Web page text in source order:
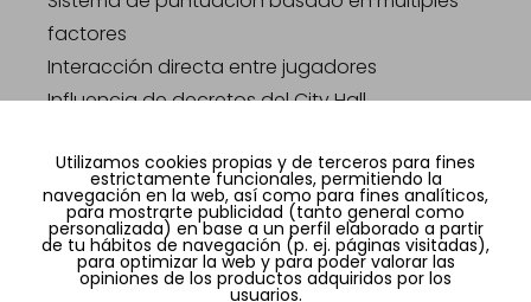
factores
Interacción directa entre jugadores
Influencia de decretos del City Hall
Modo solitario y alta rejugabilidad
Flatiron incluye un modo en solitario con cartas
específicas, ofreciendo una experiencia
completa incluso sin oponente. Gracias a la
Utilizamos cookies propias y de terceros para fines
estrictamente funcionales, permitiendo la
navegación en la web, así como para fines analíticos,
para mostrarte publicidad (tanto general como
personalizada) en base a un perfil elaborado a partir
de tu hábitos de navegación (p. ej. páginas visitadas),
para optimizar la web y para poder valorar las
opiniones de los productos adquiridos por los
usuarios.